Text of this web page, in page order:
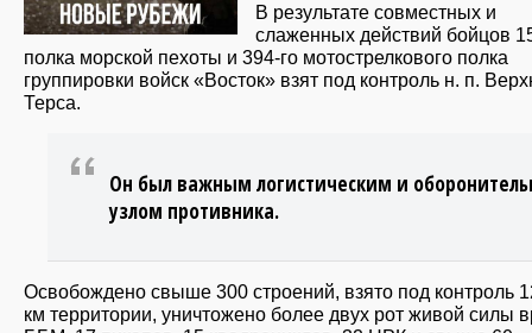
В результате совместных и
слаженных действий бойцов
полка морской пехоты и 394-го мотострелкового полка
группировки войск «Восток» взят под контроль н. п.
Терса.
Он был важным логистическим и
узлом противника.
Освобождено свыше 300 строений, взято под контроль
км территории, уничтожено более двух рот живой силы